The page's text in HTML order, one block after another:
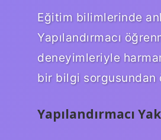
Eğitim bilimlerinde
Yapılandırmacı
deneyimleriyle
bir bilgi sorgusundan
Yapılandırmacı